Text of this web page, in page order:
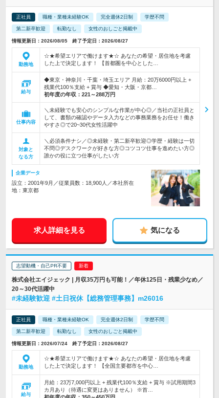
正社員 職種・業種未経験OK 完全週休2日制 学歴不問
第二新卒歓迎 転勤なし 女性のおしごと掲載中
情報更新日：2026/08/05 終了予定日：2026/08/27
勤務地
☆★希望エリアで働けます★☆ あなたの希望・居住地を考慮
した上で決定します！ 【首都圏を中心とした…
給与
◆東京・神奈川・千葉・埼玉エリア 月給：20万6000円以上 +
残業代100％支給 + 賞与 ◆愛知・大阪・京都…
初年度の年収： 221～288万円
仕事内容
＼未経験でも安心のシンプルな作業が中心◎／当社の正社員と
して、書類の確認やデータ入力などの事務業務をお任せ！働き
やすさ◎で20~30代女性活躍中
対象と
なる方
＼必須条件ナシ／◎未経験・第二新卒歓迎◎学歴・経験は一切
不問◎デスクワークが好きな方◎コツコツ仕事を進めたい方◎
誰かの役に立つ仕事がしたい方
企業データ
設立：2001年9月／従業員数：18,900人／本社所在
地：東京都
求人詳細を見る 気になる
志望動機・自己PR不要
株式会社エイジェック | 月収35万円も可能！／年休125日・残業少なめ／
20～30代活躍中
#未経験歓迎 #土日祝休【総務管理事務】m26016
正社員 職種・業種未経験OK 完全週休2日制 学歴不問
第二新卒歓迎 転勤なし 女性のおしごと掲載中
情報更新日：2026/07/24 終了予定日：2026/08/27
勤務地
☆★希望エリアで働けます★☆ あなたの希望・居住地を考慮
した上で決定します！ 【全国主要都市を中心…
給与
月給：23万7,000円以上 + 残業代100％支給 + 賞与 ※試用期間3
カ月あり（待遇に変更はありません） ※首…